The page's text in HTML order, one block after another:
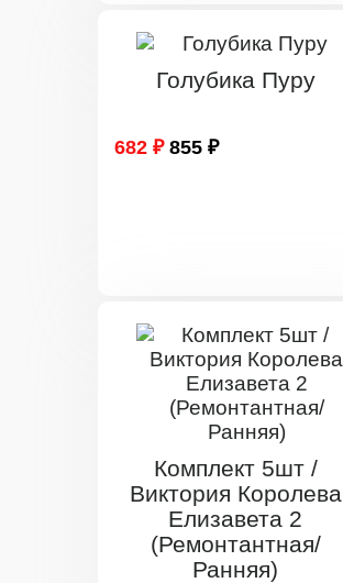
Голубика Пуру
682 ₽ 855 ₽
Комплект 5шт /
Виктория Королева
Елизавета 2
(Ремонтантная/
Ранняя)